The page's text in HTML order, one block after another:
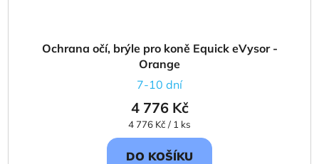
Ochrana očí, brýle pro koně Equick eVysor -
Orange
7-10 dní
4 776 Kč
Měrná
cena:
4 776 Kč / 1 ks
DO KOŠÍKU